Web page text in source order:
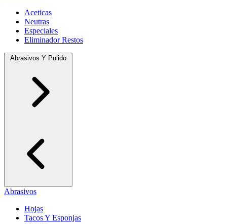
Aceticas
Neutras
Especiales
Eliminador Restos
Abrasivos Y Pulido
Abrasivos
Hojas
Tacos Y Esponjas